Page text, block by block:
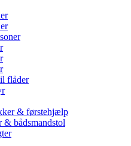
flåder
& førstehjælp
& bådsmandstol